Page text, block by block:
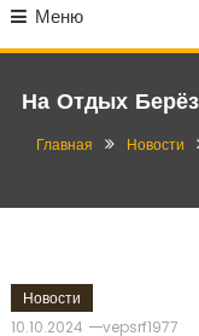
Меню
На Отдых
Главная Новости
Новости
10.10.2024
vepsrf1977